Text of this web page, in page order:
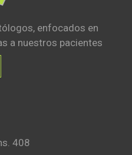
enfocados en
a nuestros pacientes
408